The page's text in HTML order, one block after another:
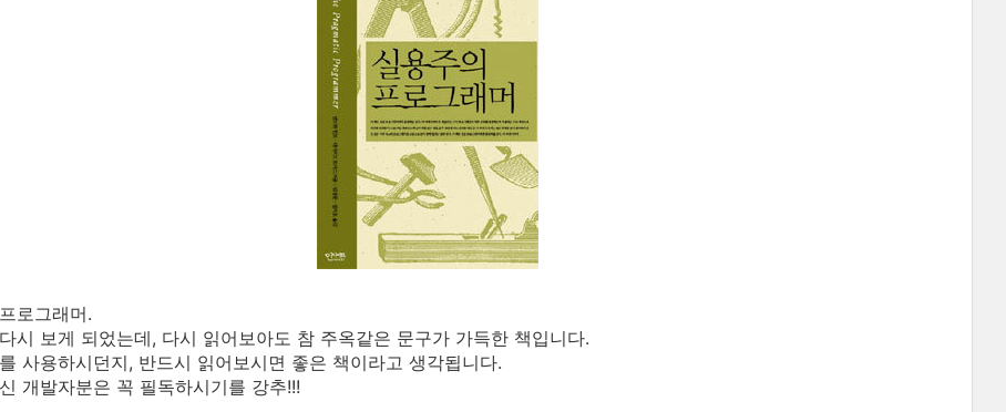
로그래머.
시 보게 되었는데, 다시 읽어보아도 참 주옥같은 문구가 가득한 책입니다.
사용하시던지, 반드시 읽어보시면 좋은 책이라고 생각됩니다.
개발자분은 꼭 필독하시기를 강추!!!